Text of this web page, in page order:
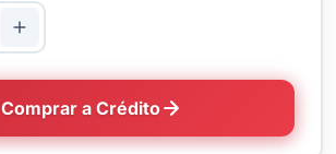
Comprar a Crédito